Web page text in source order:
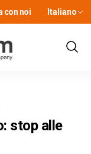
con noi Italiano
Show
stop alle